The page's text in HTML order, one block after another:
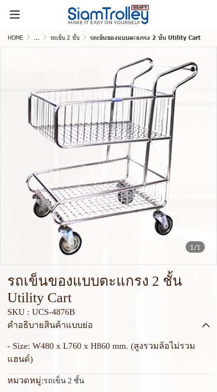
HOME ... รถเข็น 2 ชั้น รถเข็นของแบบตะแกรง 2 ชั้น Utility Cart
1/1
รถเข็นของแบบตะแกรง 2 ชั้น
Utility Cart
SKU : UCS-4876B
คำอธิบายสินค้าแบบย่อ
- Size: W480 x L760 x H860 mm. (สูงรวมล้อไม่รวม
แฮนด์)
หมวดหมู่:รถเข็น 2 ชั้น